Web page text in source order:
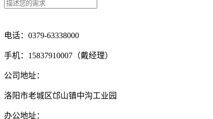
电话：0379-63338000
手机：15837910007（戴经理）
公司地址：
洛阳市老城区邙山镇中沟工业园
办公地址：